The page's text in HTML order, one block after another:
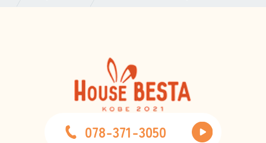
078-371-3050